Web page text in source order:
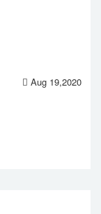
Aug 19,2020